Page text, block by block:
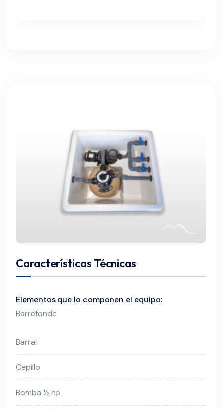
Características Técnicas
Elementos que lo componen el equipo:
Barrefondo
Barral
Cepillo
Bomba ½ hp